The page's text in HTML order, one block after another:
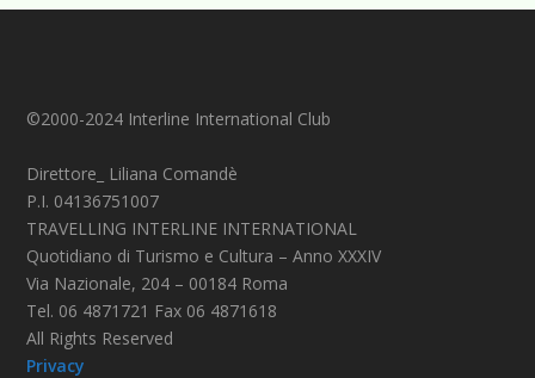
©2000-2024 Interline International Club
Direttore_ Liliana Comandè
P.I. 04136751007
TRAVELLING INTERLINE INTERNATIONAL
Quotidiano di Turismo e Cultura – Anno XXXIV
Via Nazionale, 204 – 00184 Roma
Tel. 06 4871721 Fax 06 4871618
All Rights Reserved
Privacy